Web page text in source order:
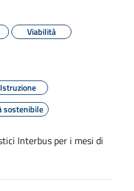
Viabilità
Istruzione
sostenibile